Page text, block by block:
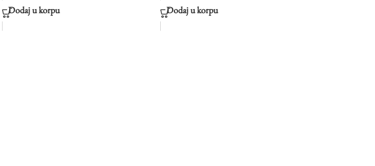
Dodaj u korpu Dodaj u korpu